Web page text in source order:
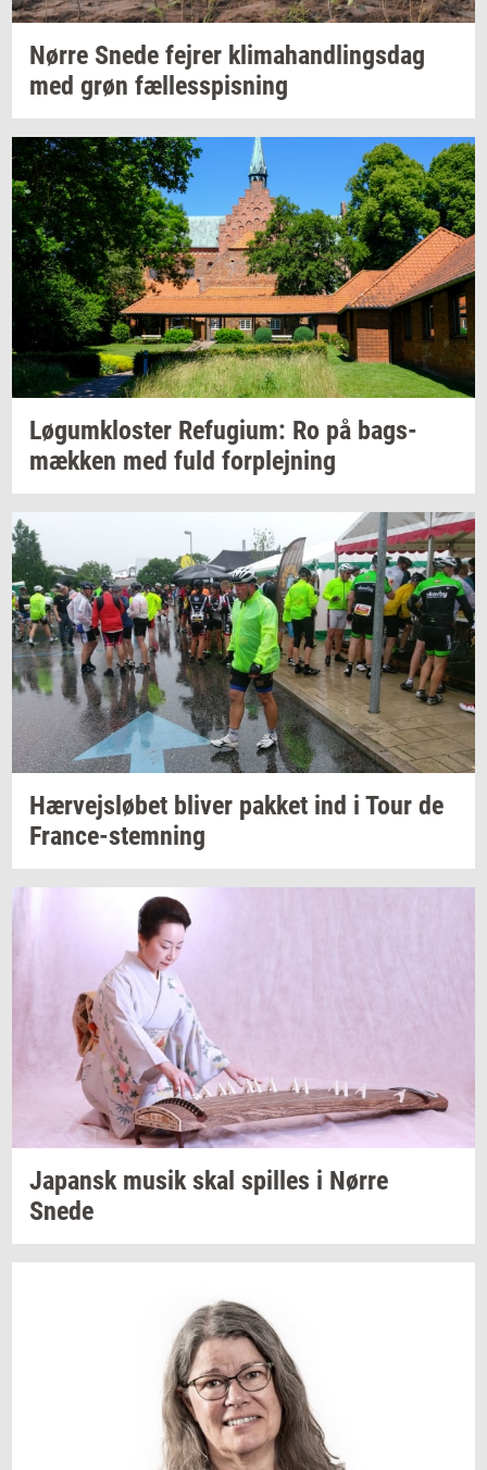
Nørre Snede fejrer kli­ma­hand­lings­dag
med grøn fæl­les­spis­ning
Løgum­klo­ster Re­fu­gi­um: Ro på bags­
mæk­ken med fuld for­plej­ning
Hær­vejslø­bet bli­ver pak­ket ind i Tour de
France-​stemning
Ja­panskmusik skal spil­les i Nørre
Snede